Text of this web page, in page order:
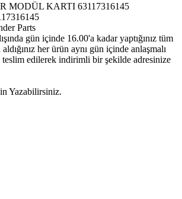
MODÜL KARTI 63117316145
Parts
gün içinde 16.00'a kadar yaptığınız tüm
her ürün aynı gün içinde anlaşmalı
edilerek indirimli bir şekilde adresinize
Yazabilirsiniz.